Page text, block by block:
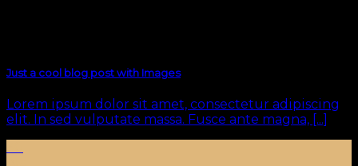
Just a cool blog post with Images
Lorem ipsum dolor sit amet, consectetur adipiscing
elit. In sed vulputate massa. Fusce ante magna, [...]